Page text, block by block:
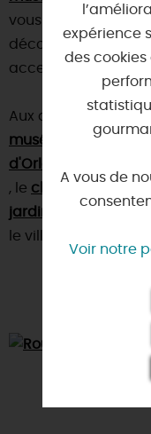
vous présente une
décors de scène,
accessoires...
Aux alentours, nous
musée des Métiers
d'Orléans
, le château de
jardin de roses
le village de
expérience
des cookies
A vous de
Voir notre